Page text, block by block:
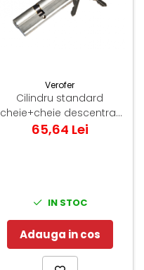
Verofer
Cilindru standard
cheie+cheie descentrat
96(35-10-51) Normal 0.2
65,64 Lei
IN STOC
Adauga in cos